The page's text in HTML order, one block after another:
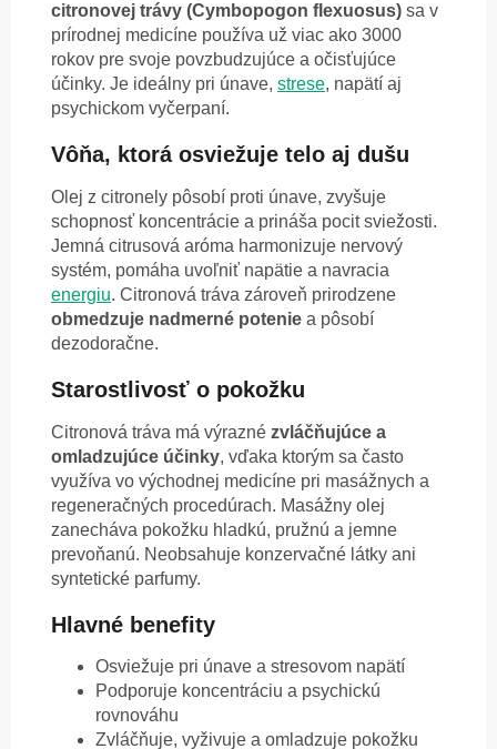
citronovej trávy (Cymbopogon flexuosus) sa v
prírodnej medicíne používa už viac ako 3000
rokov pre svoje povzbudzujúce a očisťujúce
účinky. Je ideálny pri únave, strese, napätí aj
psychickom vyčerpaní.
Vôňa, ktorá osviežuje telo aj dušu
Olej z citronely pôsobí proti únave, zvyšuje
schopnosť koncentrácie a prináša pocit sviežosti.
Jemná citrusová aróma harmonizuje nervový
systém, pomáha uvoľniť napätie a navracia
energiu. Citronová tráva zároveň prirodzene
obmedzuje nadmerné potenie a pôsobí
dezodoračne.
Starostlivosť o pokožku
Citronová tráva má výrazné zvláčňujúce a
omladzujúce účinky, vďaka ktorým sa často
využíva vo východnej medicíne pri masážnych a
regeneračných procedúrach. Masážny olej
zanecháva pokožku hladkú, pružnú a jemne
prevoňanú. Neobsahuje konzervačné látky ani
syntetické parfumy.
Hlavné benefity
Osviežuje pri únave a stresovom napätí
Podporuje koncentráciu a psychickú
rovnováhu
Zvláčňuje, vyživuje a omladzuje pokožku